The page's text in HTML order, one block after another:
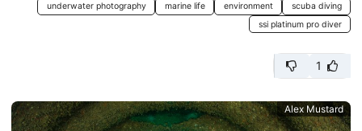
scuba diving
environment
marine life
underwater photography
ssi platinum pro diver
1
Alex Mustard